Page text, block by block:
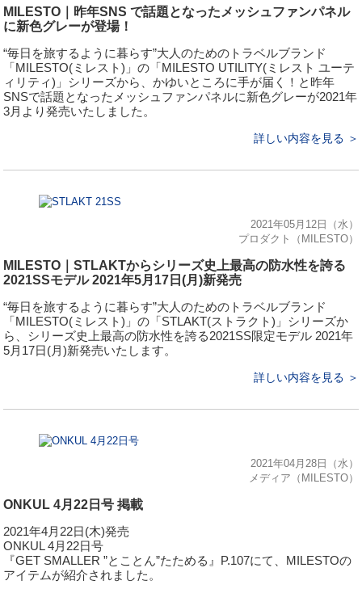
MILESTO｜昨年SNS で話題となったメッシュファンパネル
に新色グレーが登場！
“毎日を旅するように暮らす”大人のためのトラベルブランド
「MILESTO(ミレスト)」の「MILESTO UTILITY(ミレスト ユーテ
ィリティ)」シリーズから、かゆいところに手が届く！と昨年
SNSで話題となったメッシュファンパネルに新色グレーが2021年
3月より発売いたしました。
詳しい内容を見る ＞
2021年05月12日（水）
プロダクト（MILESTO）
MILESTO｜STLAKTからシリーズ史上最高の防水性を誇る
2021SSモデル 2021年5月17日(月)新発売
“毎日を旅するように暮らす”大人のためのトラベルブランド
「MILESTO(ミレスト)」の「STLAKT(ストラクト)」シリーズか
ら、シリーズ史上最高の防水性を誇る2021SS限定モデル 2021年
5月17日(月)新発売いたします。
詳しい内容を見る ＞
2021年04月28日（水）
メディア（MILESTO）
ONKUL 4月22日号 掲載
2021年4月22日(木)発売
ONKUL 4月22日号
『GET SMALLER ”とことん”たためる』P.107にて、MILESTOの
アイテムが紹介されました。